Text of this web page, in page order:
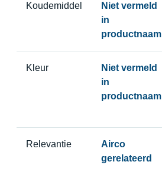
Koudemiddel
Niet vermeld
in
productnaam
Kleur
Niet vermeld
in
productnaam
Relevantie
Airco
gerelateerd